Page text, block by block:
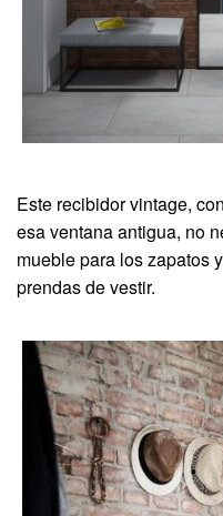
Este recibidor vintage,
esa ventana antigua, no
mueble para los zapatos
prendas de vestir.